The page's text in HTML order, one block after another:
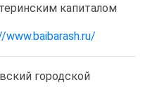
капиталом
городской